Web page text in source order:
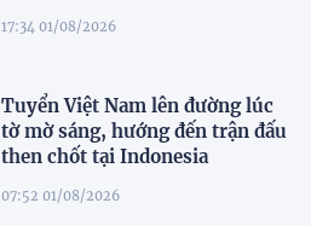
17:34 01/08/2026
Tuyển Việt Nam lên đường lúc
tờ mờ sáng, hướng đến trận đấu
then chốt tại Indonesia
07:52 01/08/2026